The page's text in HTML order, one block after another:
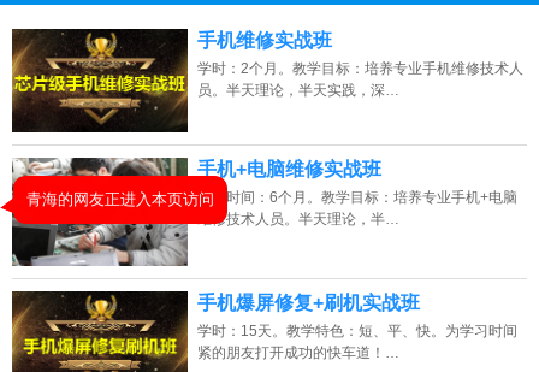
2026年8月6号_北京_张同学（157****2707）报名:
2026年8月6号_山西_卢同学（187****7294）报名:【手机维修培训班】
2026年8月6号_天津_刘同学（188****8117）报名:
2026年8月6号_湖南_朱同学（158****6293）报名:【手机维修培训班】
2026年8月6号_上海_谭同学（137****1012）报名:【手机维修培训班】
点击免费咨询电话：13807313137
手机维修实战班
学时：2个月。教学目标：培养专业手机维修技术人
员。半天理论，半天实践，深…
手机+电脑维修实战班
学习时间：6个月。教学目标：培养专业手机+电脑
维修技术人员。半天理论，半…
手机爆屏修复+刷机实战班
学时：15天。教学特色：短、平、快。为学习时间
紧的朋友打开成功的快车道！…